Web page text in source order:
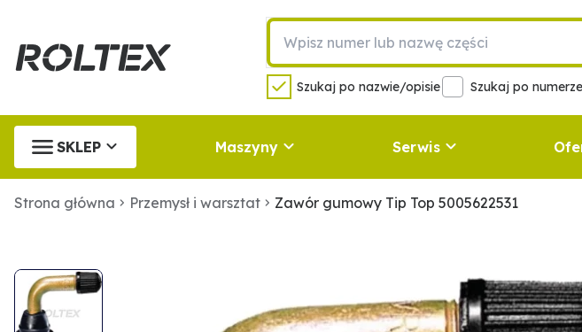
Szukaj po nazwie/opisie Szukaj po
SKLEP Maszyny Serwis
Strona główna Przemysł i warsztat Zawór gumowy Tip Top 5005622531